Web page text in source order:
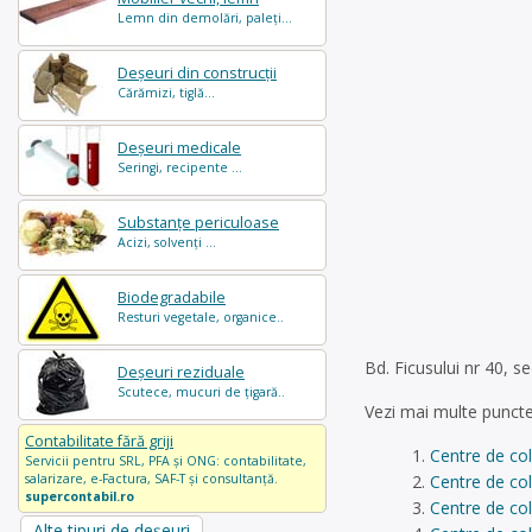
Lemn din demolări, paleți...
Deșeuri din construcții
Cărămizi, tiglă...
Deșeuri medicale
Seringi, recipente ...
Substanțe periculoase
Acizi, solvenți ...
Biodegradabile
Resturi vegetale, organice..
Deșeuri reziduale
Scutece, mucuri de țigară..
Contabilitate fără griji
Servicii pentru SRL, PFA și ONG: contabilitate,
salarizare, e-Factura, SAF-T și consultanță.
supercontabil.ro
Bd. Ficusului nr 40,
Vezi mai multe
Centre de
Centre de
Centre de